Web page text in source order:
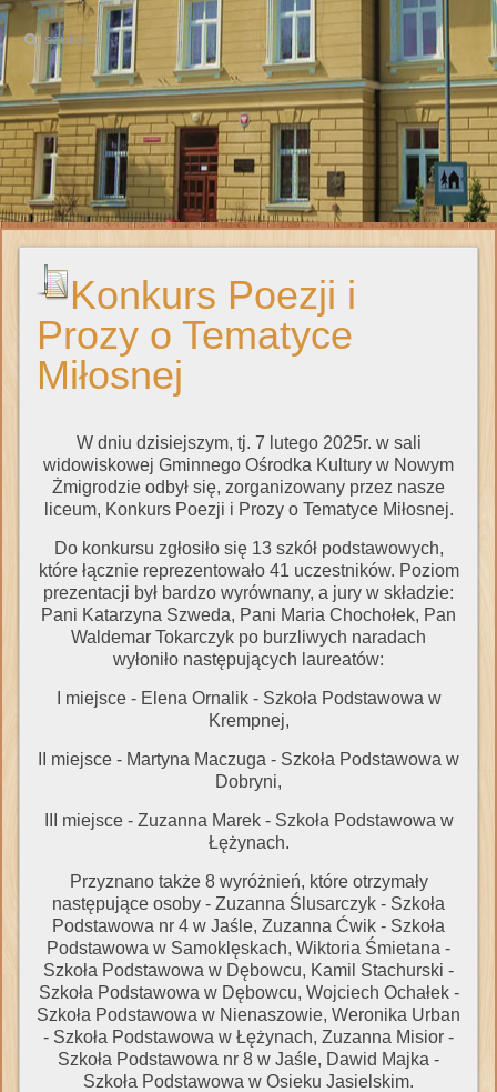
Konkurs Poezji i
Prozy o Tematyce
Miłosnej
W dniu dzisiejszym, tj. 7 lutego 2025r. w sali
widowiskowej Gminnego Ośrodka Kultury w Nowym
Żmigrodzie odbył się, zorganizowany przez nasze
liceum, Konkurs Poezji i Prozy o Tematyce Miłosnej.
Do konkursu zgłosiło się 13 szkół podstawowych,
które łącznie reprezentowało 41 uczestników. Poziom
prezentacji był bardzo wyrównany, a jury w składzie:
Pani Katarzyna Szweda, Pani Maria Chochołek, Pan
Waldemar Tokarczyk po burzliwych naradach
wyłoniło następujących laureatów:
I miejsce - Elena Ornalik - Szkoła Podstawowa w
Krempnej,
II miejsce - Martyna Maczuga - Szkoła Podstawowa w
Dobryni,
III miejsce - Zuzanna Marek - Szkoła Podstawowa w
Łężynach.
Przyznano także 8 wyróżnień, które otrzymały
następujące osoby - Zuzanna Ślusarczyk - Szkoła
Podstawowa nr 4 w Jaśle, Zuzanna Ćwik - Szkoła
Podstawowa w Samoklęskach, Wiktoria Śmietana -
Szkoła Podstawowa w Dębowcu, Kamil Stachurski -
Szkoła Podstawowa w Dębowcu, Wojciech Ochałek -
Szkoła Podstawowa w Nienaszowie, Weronika Urban
- Szkoła Podstawowa w Łężynach, Zuzanna Misior -
Szkoła Podstawowa nr 8 w Jaśle, Dawid Majka -
Szkoła Podstawowa w Osieku Jasielskim.